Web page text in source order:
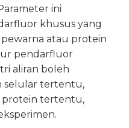
ini
khusus yang
atau protein
pendarfluor
aliran boleh
selular tertentu,
protein tertentu,